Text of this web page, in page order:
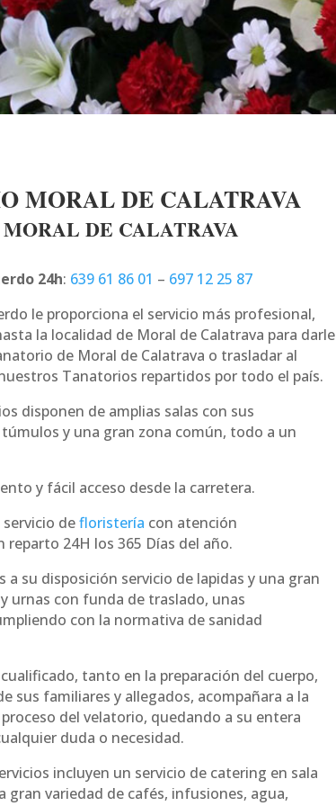
MORAL DE CALATRAVA
DE CALATRAVA
24h: 639 61 86 01 – 697 12 25 87
le proporciona el servicio más profesional,
la localidad de Moral de Calatrava para darle
de Moral de Calatrava o trasladar al
Tanatorios repartidos por todo el país.
disponen de amplias salas con sus
y una gran zona común, todo a un
y fácil acceso desde la carretera.
servicio defloristería con atención
reparto 24H los 365 Días del año.
a su disposición servicio de lapidas y una gran
urnas con funda de traslado, unas
con la normativa de sanidad
tanto en la preparación del cuerpo,
sus familiares y allegados, acompañara a la
del velatorio, quedando a su entera
duda o necesidad.
incluyen un servicio de catering en sala
gran variedad de cafés, infusiones, agua,